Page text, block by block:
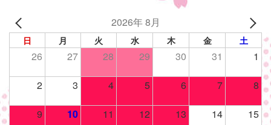
2026年 8月
日 月 火 水 木 金 土
26 27 28 29 30 31 1
2 3 4 5 6 7 8
9 10 11 12 13 14 15